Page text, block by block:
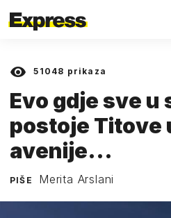
51048 prikaza
Evo gdje sve u
postoje Titove
avenije...
PIŠE Merita Arslani